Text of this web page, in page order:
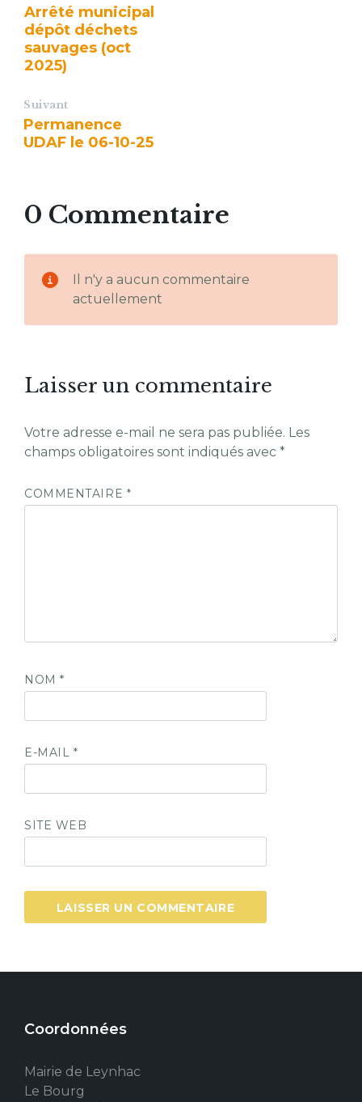
Arrêté municipal
dépôt déchets
sauvages (oct
2025)
Suivant
Permanence
UDAF le 06-10-25
0 Commentaire
Il n'y a aucun commentaire
actuellement
Laisser un commentaire
Votre adresse e-mail ne sera pas publiée. Les
champs obligatoires sont indiqués avec *
COMMENTAIRE *
NOM*
E-MAIL *
SITE WEB
Coordonnées
Mairie de Leynhac
Le Bourg